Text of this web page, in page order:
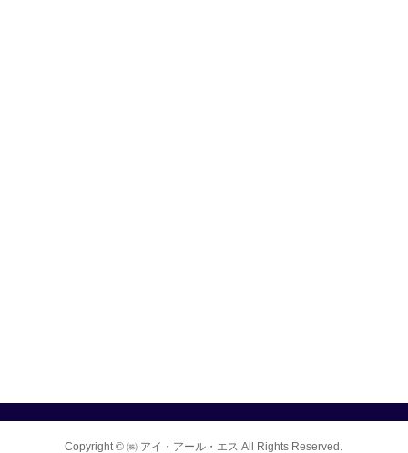
Copyright ©㈱ アイ・アール・エス All Rights Reserved.